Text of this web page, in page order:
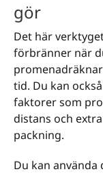
gör
Det här
förbränner när
tid. Du kan
faktorer som
distans och
packning.
Du kan använda